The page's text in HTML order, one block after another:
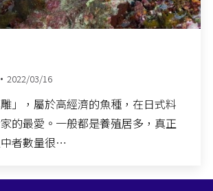
2022/03/16
」，屬於高經濟的魚種，在日式料
的最愛。一般都是養殖居多，真正
者數量很…